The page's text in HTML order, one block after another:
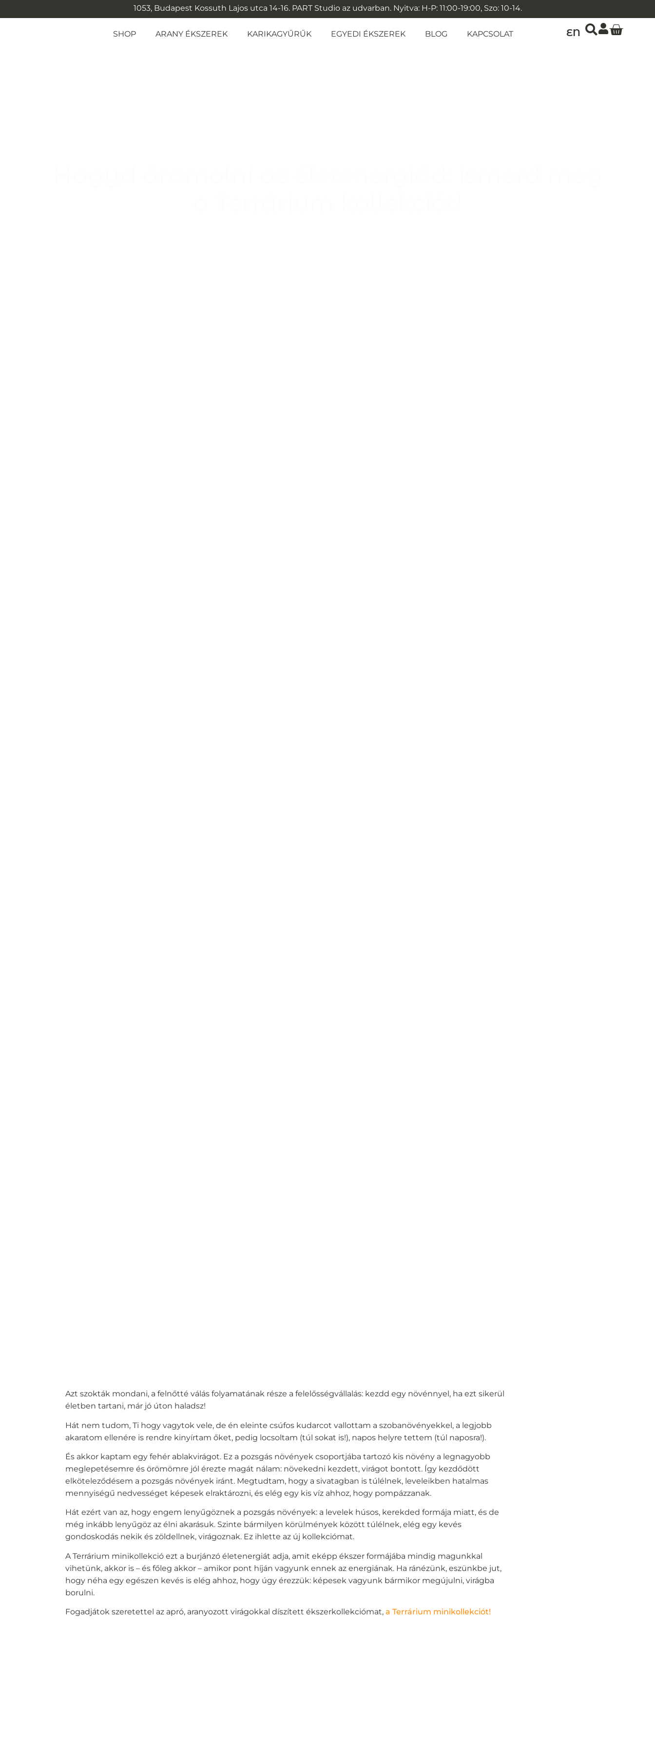
1053, Budapest Kossuth Lajos utca 14-16. PART Studio az udvarban. Nyitva: H-P: 11:00-19:00, Szo: 10-14.
SHOP ARANY ÉKSZEREK KARIKAGYŰRŰK EGYEDI ÉKSZEREK BLOG KAPCSOLAT EN
Azt szokták mondani, a felnőtté válás folyamatának része a felelősségvállalás: kezdd egy növénnyel, ha ezt sikerül
életben tartani, már jó úton haladsz!
Hát nem tudom, Ti hogy vagytok vele, de én eleinte csúfos kudarcot vallottam a szobanövényekkel, a legjobb
akaratom ellenére is rendre kinyírtam őket, pedig locsoltam (túl sokat is!), napos helyre tettem (túl naposra!).
És akkor kaptam egy fehér ablakvirágot. Ez a pozsgás növények csoportjába tartozó kis növény a legnagyobb
meglepetésemre és örömömre jól érezte magát nálam: növekedni kezdett, virágot bontott. Így kezdődött
elköteleződésem a pozsgás növények iránt. Megtudtam, hogy a sivatagban is túlélnek, leveleikben hatalmas
mennyiségű nedvességet képesek elraktározni, és elég egy kis víz ahhoz, hogy pompázzanak.
Hát ezért van az, hogy engem lenyűgöznek a pozsgás növények: a levelek húsos, kerekded formája miatt, és de
még inkább lenyűgöz az élni akarásuk. Szinte bármilyen körülmények között túlélnek, elég egy kevés
gondoskodás nekik és zöldellnek, virágoznak. Ez ihlette az új kollekciómat.
A Terrárium minikollekció ezt a burjánzó életenergiát adja, amit eképp ékszer formájába mindig magunkkal
vihetünk, akkor is – és főleg akkor – amikor pont híján vagyunk ennek az energiának. Ha ránézünk, eszünkbe jut,
hogy néha egy egészen kevés is elég ahhoz, hogy úgy érezzük: képesek vagyunk bármikor megújulni, virágba
borulni.
Fogadjátok szeretettel az apró, aranyozott virágokkal díszített ékszerkollekciómat,a Terrárium minikollekciót!